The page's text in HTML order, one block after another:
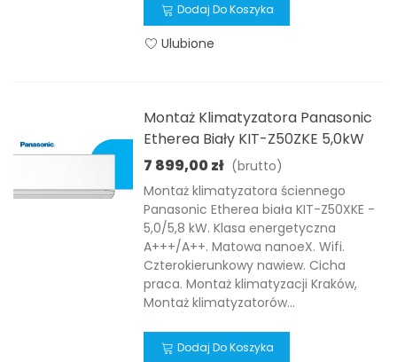
Dodaj Do Koszyka
Ulubione
Montaż Klimatyzatora Panasonic
Etherea Biały KIT-Z50ZKE 5,0kW
7 899,00 zł (brutto)
Montaż klimatyzatora ściennego
Panasonic Etherea biała KIT-Z50XKE -
5,0/5,8 kW. Klasa energetyczna
A+++/A++. Matowa nanoeX. Wifi.
Czterokierunkowy nawiew. Cicha
praca. Montaż klimatyzacji Kraków,
Montaż klimatyzatorów...
Dodaj Do Koszyka